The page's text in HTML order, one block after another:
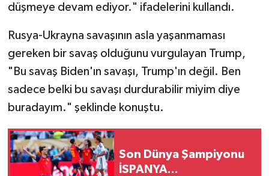
düşmeye devam ediyor." ifadelerini kullandı.
Rusya-Ukrayna savaşının asla yaşanmaması
gereken bir savaş olduğunu vurgulayan Trump,
"Bu savaş Biden'ın savaşı, Trump'ın değil. Ben
sadece belki bu savaşı durdurabilir miyim diye
buradayım." şeklinde konuştu.
Son Dünya Şampiyonu
İSPANYA...